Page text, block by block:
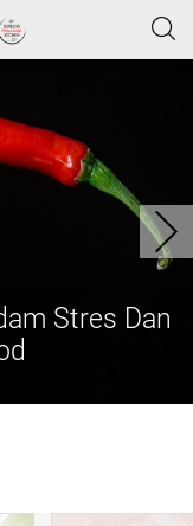
Stres Dan